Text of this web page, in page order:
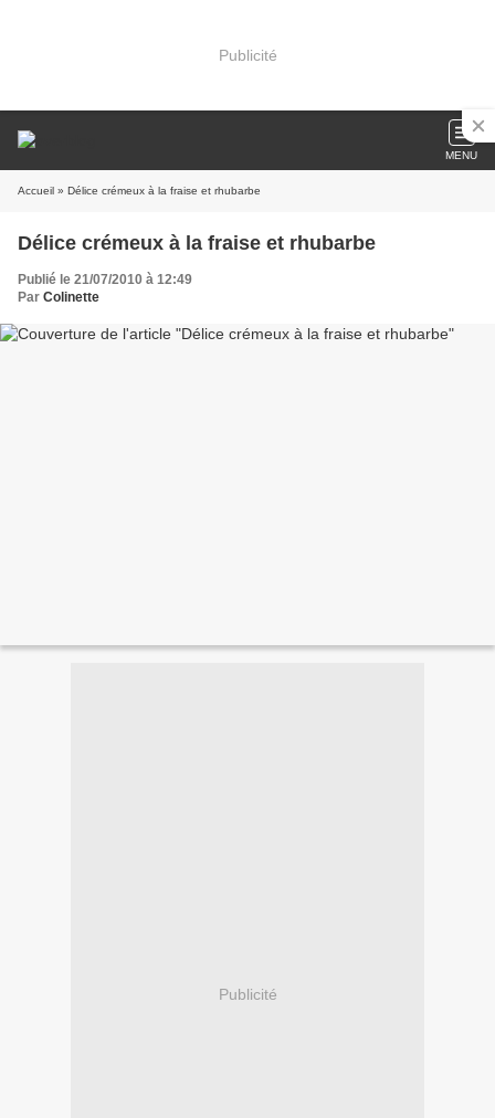
Publicité
MENU
Accueil » Délice crémeux à la fraise et rhubarbe
Délice crémeux à la fraise et rhubarbe
Publié le 21/07/2010 à 12:49
Par Colinette
Publicité